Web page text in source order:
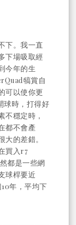
下。我一直
下場吸取經
今年的生
犒賞自
可以使你更
球時，打得好
不穩定時，
都不會產
的差錯。
買入r7
都是一些網
球桿要近
年，平均下